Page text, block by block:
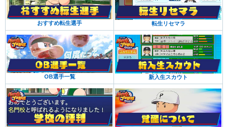
おすすめ転生選手 転生リセマラ
OB選手一覧 新入生スカウト